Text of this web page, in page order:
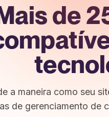
de
a maneira como seu
de gerenciamento de